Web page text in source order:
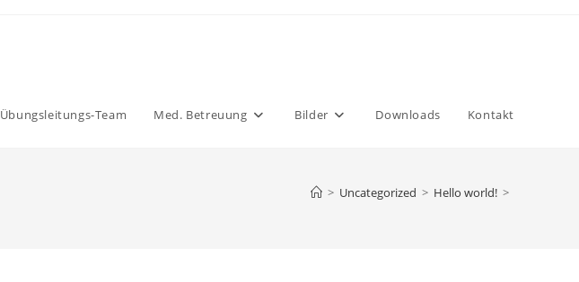
Übungsleitungs-Team Med. Betreuung Bilder Downloads Kontakt
> Uncategorized > Hello world! >